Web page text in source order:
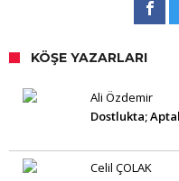
KÖŞE YAZARLARI
Ali Özdemir
Dostlukta;
Celil ÇOLAK